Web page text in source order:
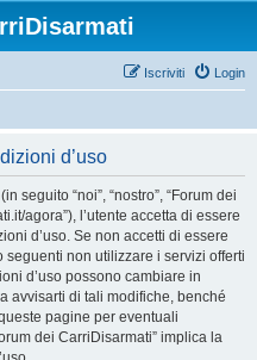
Login
Iscriviti
d’uso
seguito “noi”, “nostro”, “Forum dei
agora”), l’utente accetta di essere
d’uso. Se non accetti di essere
seguenti non utilizzare i servizi offerti
d’uso possono cambiare in
avvisarti di tali modifiche, benché
pagine per eventuali
dei CarriDisarmati” implica la